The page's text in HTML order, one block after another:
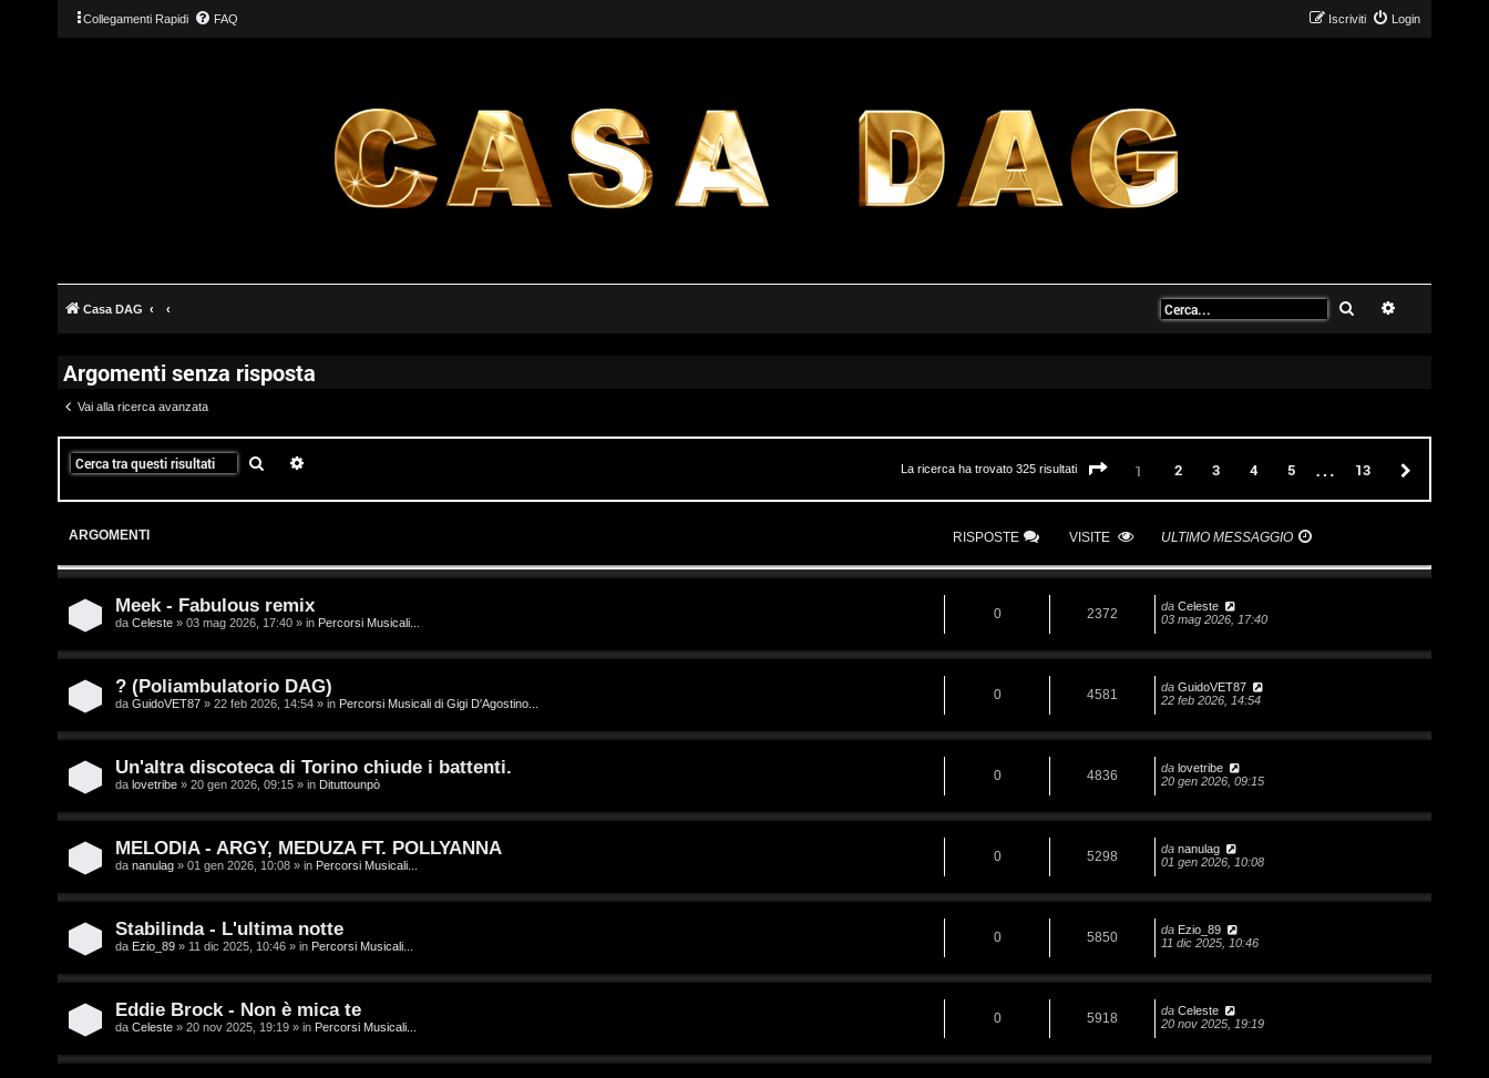
Collegamenti Rapidi FAQ Login
Iscriviti
Casa DAG Cerca
Argomenti senza risposta
Vai alla ricerca avanzata
Cerca La ricerca ha trovato 325 risultati Pagina di
1 2 3 4 5 … 13
ARGOMENTI RISPOSTE VISITE ULTIMO MESSAGGIO
Meek - Fabulous remix
da Celeste » 03 mag 2026, 17:40 » in Percorsi Musicali...
0 2372 da Celeste
03 mag 2026, 17:40
? (Poliambulatorio DAG)
da GuidoVET87 » 22 feb 2026, 14:54 » in Percorsi Musicali di Gigi D'Agostino...
0 4581 da GuidoVET87
22 feb 2026, 14:54
Un'altra discoteca di Torino chiude i battenti.
da lovetribe » 20 gen 2026, 09:15 » in Dituttounpò
0 4836 da lovetribe
20 gen 2026, 09:15
MELODIA - ARGY, MEDUZA FT. POLLYANNA
da nanulag » 01 gen 2026, 10:08 » in Percorsi Musicali...
0 5298 da nanulag
01 gen 2026, 10:08
Stabilinda - L'ultima notte
da Ezio_89 » 11 dic 2025, 10:46 » in Percorsi Musicali...
0 5850 da Ezio_89
11 dic 2025, 10:46
Eddie Brock - Non è mica te
da Celeste » 20 nov 2025, 19:19 » in Percorsi Musicali...
0 5918 da Celeste
20 nov 2025, 19:19